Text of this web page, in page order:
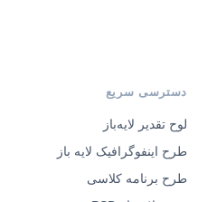
دسترسی سریع
لوح تقدیر لایه‌باز
طرح اینفوگرافیک لایه باز
طرح برنامه کلاسی